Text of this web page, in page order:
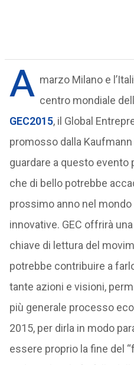
A marzo Milano e
centro mondiale
GEC2015, il Global
promosso dalla
guardare a questo evento
che di bello potrebbe
prossimo anno nel
innovative. GEC offrirà
chiave di lettura del
potrebbe contribuire a
tante azioni e visioni,
più generale processo
2015, per dirla in modo
essere proprio la fine del